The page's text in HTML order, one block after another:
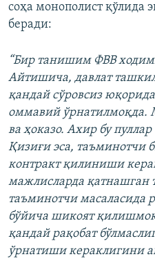
соҳа монополист қўлида
беради:
“Бир танишим ФВВ
Айтишича, давлат
қандай сўровсиз
оммавий ўрнатилмоқда.
ва ҳоказо. Ахир бу
Қизиғи эса, таъминотчи
контракт қилиниши
мажлисларда қатнашган
таъминотчи масаласида
бўйича шикоят
қандай рақобат
ўрнатиши кераклигини